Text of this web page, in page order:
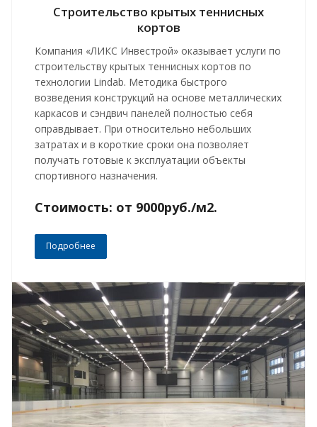
Строительство крытых теннисных
кортов
Компания «ЛИКС Инвестрой» оказывает услуги по
строительству крытых теннисных кортов по
технологии Lindab. Методика быстрого
возведения конструкций на основе металлических
каркасов и сэндвич панелей полностью себя
оправдывает. При относительно небольших
затратах и в короткие сроки она позволяет
получать готовые к эксплуатации объекты
спортивного назначения.
Стоимость: от 9000руб./м2.
Подробнее